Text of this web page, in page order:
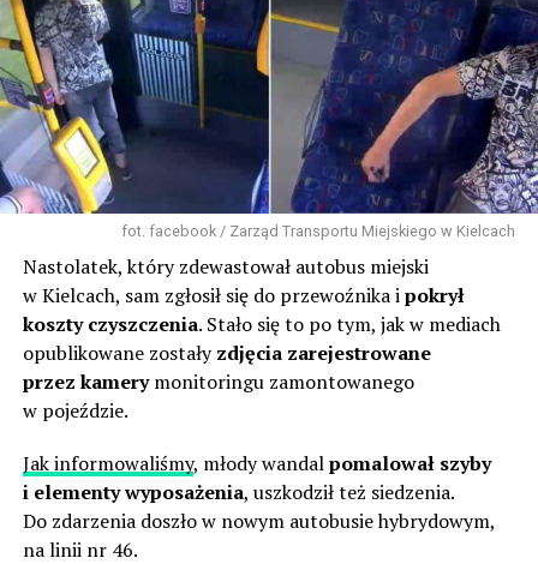
fot. facebook / Zarząd Transportu Miejskiego w Kielcach
Nastolatek, który zdewastował autobus miejski
w Kielcach, sam zgłosił się do przewoźnika ipokrył
koszty czyszczenia. Stało się to po tym, jak w mediach
opublikowane zostałyzdjęcia zarejestrowane
przez kamerymonitoringu zamontowanego
w pojeździe.
Jak informowaliśmy, młody wandalpomalował szyby
i elementy wyposażenia, uszkodził też siedzenia.
Do zdarzenia doszło w nowym autobusie hybrydowym,
na linii nr 46.